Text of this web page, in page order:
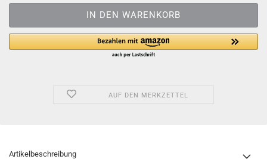
AUF DEN MERKZETTEL
Artikelbeschreibung